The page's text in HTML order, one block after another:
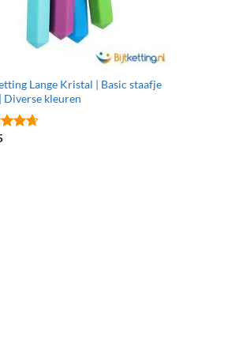
Lange Kristal | Basic staafje
Diverse kleuren